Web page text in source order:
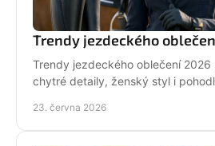
Trendy jezdeckého
Trendy jezdeckého oblečení 2026
chytré detaily, ženský styl i
23. června 2026